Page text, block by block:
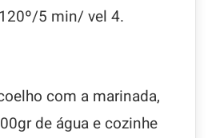
5 min/ vel 4.
com a marinada,
de água e cozinhe